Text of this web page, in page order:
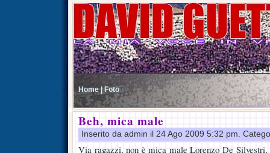
Home | Foto
Beh, mica male
Inserito da admin il 24 Ago 2009 5:32 pm.
Via ragazzi, non è mica male Lorenzo De Silvestri,